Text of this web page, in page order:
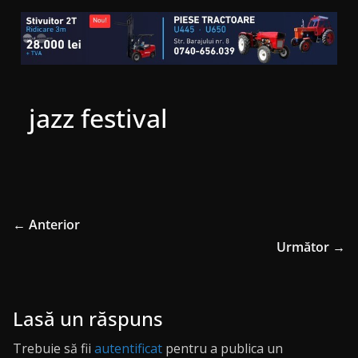
jazz festival
← Anterior
Următor →
Lasă un răspuns
Trebuie să fii autentificat pentru a publica un